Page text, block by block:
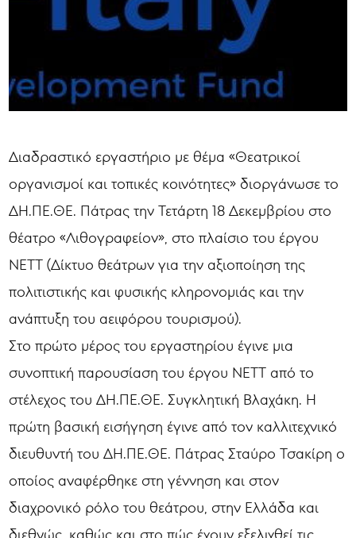
Διαδραστικό εργαστήριο με θέμα «Θεατρικοί
οργανισμοί και τοπικές κοινότητες» διοργάνωσε το
ΔΗ.ΠΕ.ΘΕ. Πάτρας την Τετάρτη 18 Δεκεμβρίου στο
θέατρο «Λιθογραφείον», στο πλαίσιο του έργου
ΝΕΤΤ (Δίκτυο θεάτρων για την αξιοποίηση της
πολιτιστικής και φυσικής κληρονομιάς και την
ανάπτυξη του αειφόρου τουρισμού).
Στο πρώτο μέρος του εργαστηρίου έγινε μια
συνοπτική παρουσίαση του έργου ΝΕΤΤ από το
στέλεχος του ΔΗ.ΠΕ.ΘΕ. Συγκλητική Βλαχάκη. Η
πρώτη βασική εισήγηση έγινε από τον καλλιτεχνικό
διευθυντή του ΔΗ.ΠΕ.ΘΕ. Πάτρας Σταύρο Τσακίρη ο
οποίος αναφέρθηκε στη γέννηση και στον
διαχρονικό ρόλο του θεάτρου, στην Ελλάδα και
διεθνώς, καθώς και στο πώς έχουν εξελιχθεί τις